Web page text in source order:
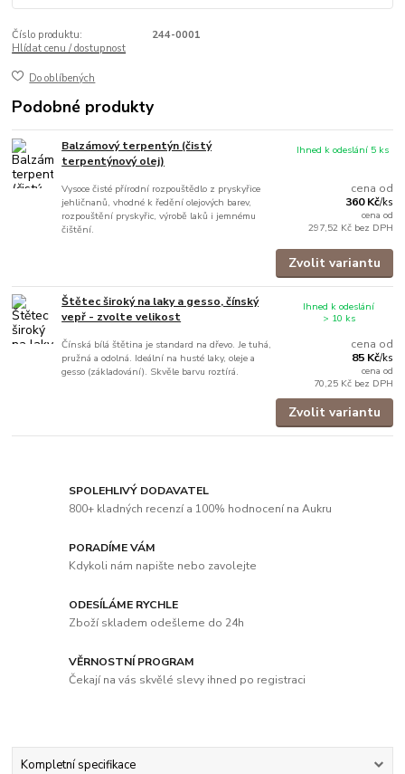
Číslo produktu:
244-0001
Hlídat cenu / dostupnost
Do oblíbených
Podobné produkty
Balzámový terpentýn (čistý
terpentýnový olej)
Vysoce čisté přírodní rozpouštědlo z pryskyřice
jehličnanů, vhodné k ředění olejových barev,
rozpouštění pryskyřic, výrobě laků i jemnému
čištění.
cena od
360 Kč/ks
cena od
297,52 Kč bez DPH
Ihned k odeslání 5 ks
Zvolit variantu
Štětec široký na laky a gesso, čínský
vepř - zvolte velikost
Čínská bílá štětina je standard na dřevo. Je tuhá,
pružná a odolná. Ideální na husté laky, oleje a
gesso (základování). Skvěle barvu roztírá.
cena od
85 Kč/ks
cena od
70,25 Kč bez DPH
Ihned k odeslání
> 10 ks
Zvolit variantu
SPOLEHLIVÝ DODAVATEL
800+ kladných recenzí a 100% hodnocení na Aukru
PORADÍME VÁM
Kdykoli nám napište nebo zavolejte
ODESÍLÁME RYCHLE
Zboží skladem odešleme do 24h
VĚRNOSTNÍ PROGRAM
Čekají na vás skvělé slevy ihned po registraci
Kompletní specifikace